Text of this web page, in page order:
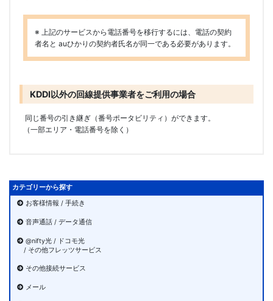
※ 上記のサービスから電話番号を移行するには、電話の契約
者名と auひかりの契約者氏名が同一である必要があります。
KDDI以外の回線提供事業者をご利用の場合
同じ番号の引き継ぎ（番号ポータビリティ）ができます。
（一部エリア・電話番号を除く）
カテゴリーから探す
お客様情報 / 手続き
音声通話 / データ通信
@nifty光 / ドコモ光
/ その他フレッツサービス
その他接続サービス
メール